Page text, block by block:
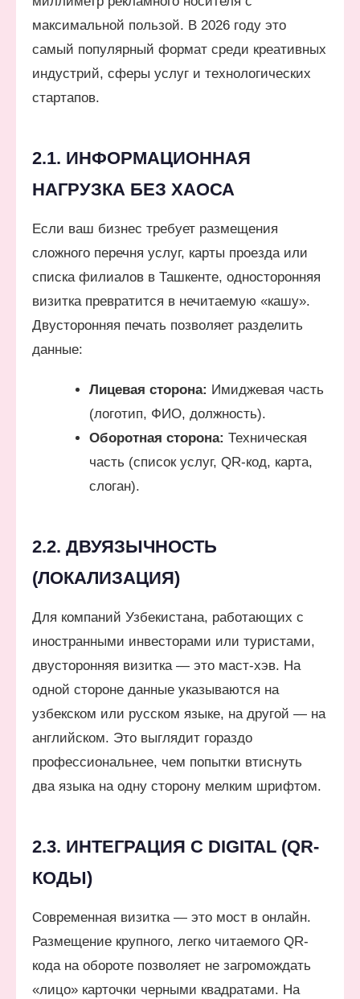
максимальной пользой. В 2026 году это
самый популярный формат среди креативных
индустрий, сферы услуг и технологических
стартапов.
2.1. ИНФОРМАЦИОННАЯ
НАГРУЗКА БЕЗ ХАОСА
Если ваш бизнес требует размещения
сложного перечня услуг, карты проезда или
списка филиалов в Ташкенте, односторонняя
визитка превратится в нечитаемую «кашу».
Двусторонняя печать позволяет разделить
данные:
Лицевая сторона: Имиджевая часть
(логотип, ФИО, должность).
Оборотная сторона: Техническая
часть (список услуг, QR-код, карта,
слоган).
2.2. ДВУЯЗЫЧНОСТЬ
(ЛОКАЛИЗАЦИЯ)
Для компаний Узбекистана, работающих с
иностранными инвесторами или туристами,
двусторонняя визитка — это маст-хэв. На
одной стороне данные указываются на
узбекском или русском языке, на другой — на
английском. Это выглядит гораздо
профессиональнее, чем попытки втиснуть
два языка на одну сторону мелким шрифтом.
2.3. ИНТЕГРАЦИЯ С DIGITAL (QR-
КОДЫ)
Современная визитка — это мост в онлайн.
Размещение крупного, легко читаемого QR-
кода на обороте позволяет не загромождать
«лицо» карточки черными квадратами. На